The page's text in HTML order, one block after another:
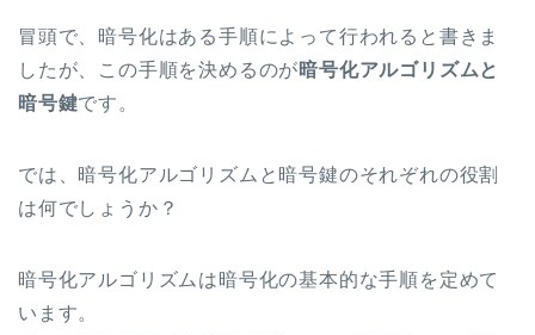
冒頭で、暗号化はある手順によって行われると書きま
したが、この手順を決めるのが暗号化アルゴリズムと
暗号鍵です。
では、暗号化アルゴリズムと暗号鍵のそれぞれの役割
は何でしょうか？
暗号化アルゴリズムは暗号化の基本的な手順を定めて
います。